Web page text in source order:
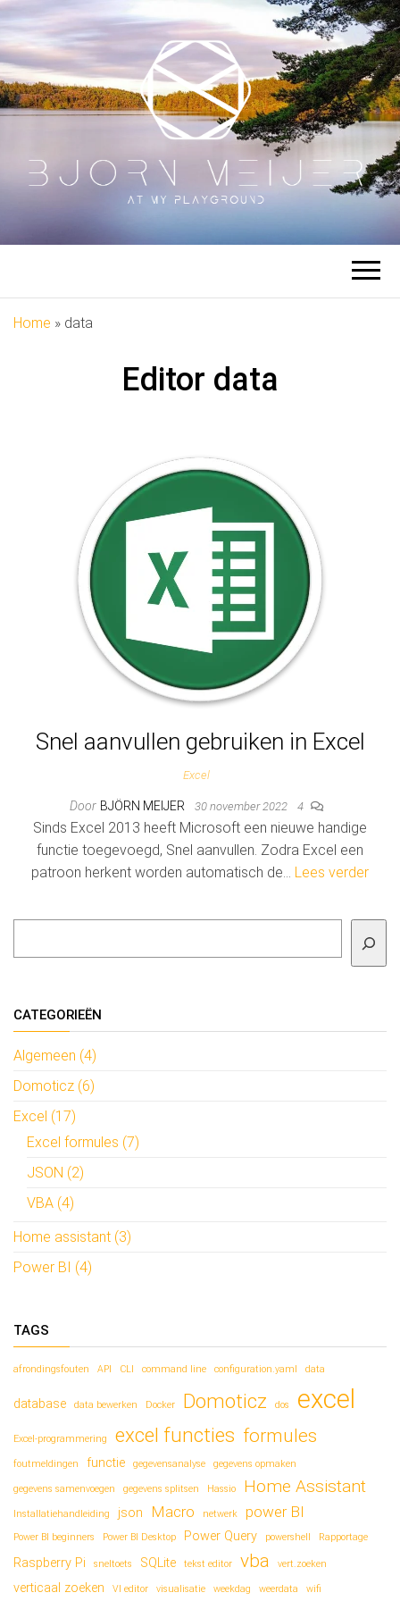
BJÖRN
MEIJER
At My Playground
Home » data
Editor data
Snel aanvullen gebruiken in Excel
Excel
Door BJÖRN MEIJER 30 november 2022 4
Sinds Excel 2013 heeft Microsoft een nieuwe handige
functie toegevoegd, Snel aanvullen. Zodra Excel een
patroon herkent worden automatisch de… Lees verder
CATEGORIEËN
Algemeen (4)
Domoticz (6)
Excel (17)
Excel formules (7)
JSON (2)
VBA (4)
Home assistant (3)
Power BI (4)
TAGS
afrondingsfouten API CLI command line configuration.yaml data
database data bewerken Docker Domoticz dos excel
Excel-programmering excel functies formules
foutmeldingen functie gegevensanalyse gegevens opmaken
gegevens samenvoegen gegevens splitsen Hassio Home Assistant
Installatiehandleiding json Macro netwerk power BI
Power BI beginners Power BI Desktop Power Query powershell Rapportage
Raspberry Pi sneltoets SQLite tekst editor vba vert.zoeken
verticaal zoeken VI editor visualisatie weekdag weerdata wifi